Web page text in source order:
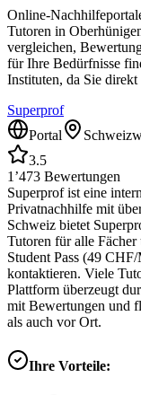
Online-
Tutoren in
vergleichen,
für Ihre Bedürfnisse
Instituten, da Sie
Superprof
Portal
3.5
1’473 Bewertungen
Superprof ist eine
Privatnachhilfe mit
Schweiz bietet
Tutoren für alle
Student Pass (49
kontaktieren. Viele
Plattform überzeugt
mit Bewertungen und
als auch vor Ort.
Ihre Vorteile: